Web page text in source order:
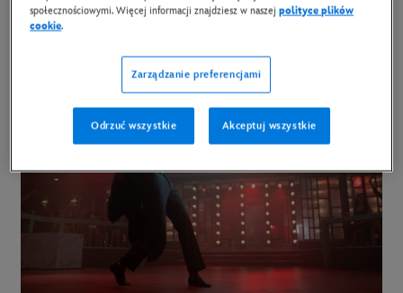
społecznościowymi. Więcej informacji znajdziesz w naszejpolityce plików
cookie.
Zarządzanie preferencjami
Odrzuć wszystkie Akceptuj wszystkie